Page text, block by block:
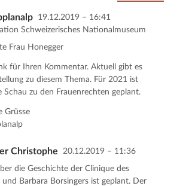
19.12.2019 – 16:41
Schweizerisches Nationalmuseum
Frau Honegger
für Ihren Kommentar. Aktuell gibt es
zu diesem Thema. Für 2021 ist
Schau zu den Frauenrechten geplant.
Grüsse
Christophe 20.12.2019 – 11:36
die Geschichte der Clinique des
und Barbara Borsingers ist geplant. Der